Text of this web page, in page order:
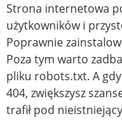
Strona internetowa
użytkowników i
Poprawnie
Poza tym warto
pliku robots.txt. A
404, zwiększysz
trafił pod